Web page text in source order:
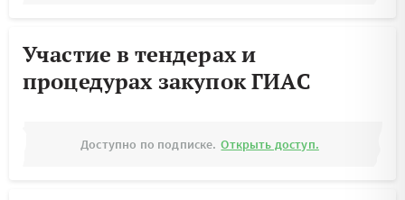
Участие в тендерах и
процедурах закупок ГИАС
Доступно по подписке. Открыть доступ.